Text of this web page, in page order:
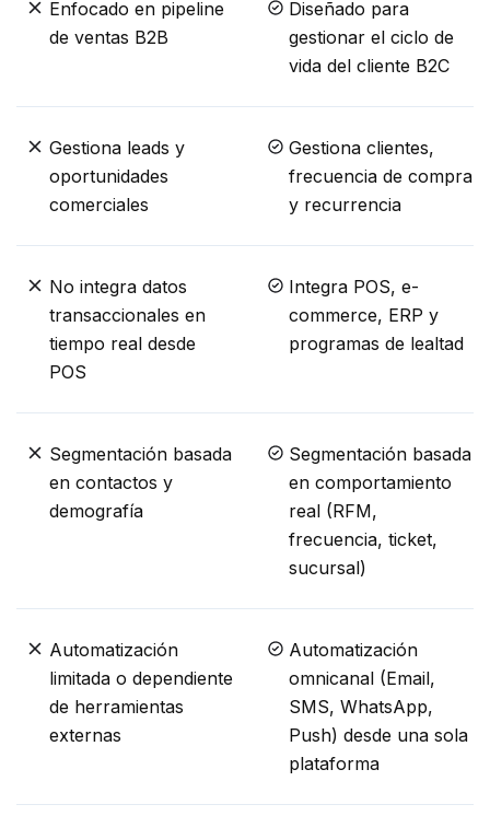
Enfocado en pipeline
de ventas B2B
Diseñado para
gestionar el ciclo de
vida del cliente B2C
Gestiona leads y
oportunidades
comerciales
Gestiona clientes,
frecuencia de compra
y recurrencia
No integra datos
transaccionales en
tiempo real desde
POS
Integra POS, e-
commerce, ERP y
programas de lealtad
Segmentación basada
en contactos y
demografía
Segmentación basada
en comportamiento
real (RFM,
frecuencia, ticket,
sucursal)
Automatización
limitada o dependiente
de herramientas
externas
Automatización
omnicanal (Email,
SMS, WhatsApp,
Push) desde una sola
plataforma